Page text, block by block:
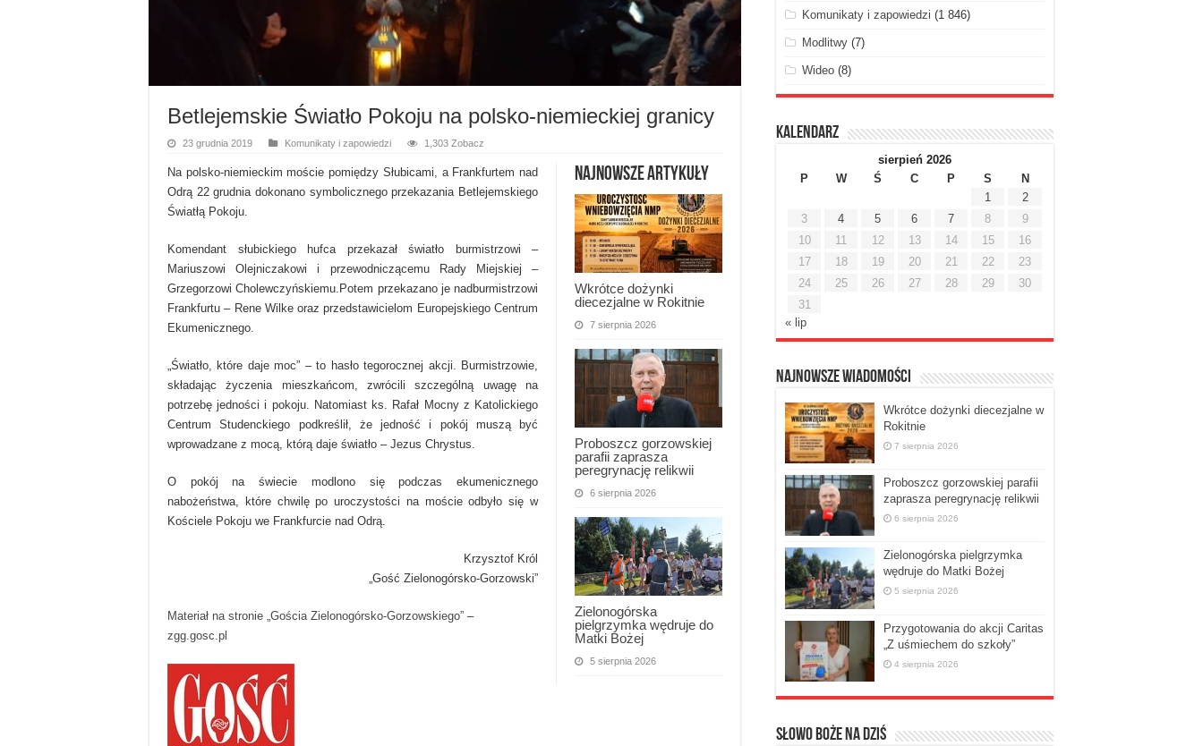
Betlejemskie Światło Pokoju na polsko-niemieckiej granicy
23 grudnia 2019 Komunikaty i zapowiedzi 1,303 Zobacz
Najnowsze artykuły
Wkrótce dożynki
diecezjalne w Rokitnie
7 sierpnia 2026
Proboszcz gorzowskiej
parafii zaprasza
peregrynację relikwii
6 sierpnia 2026
Zielonogórska
pielgrzymka wędruje do
Matki Bożej
5 sierpnia 2026
Na polsko-niemieckim moście pomiędzy Słubicami, a Frankfurtem nad
Odrą 22 grudnia dokonano symbolicznego przekazania Betlejemskiego
Światłą Pokoju.
Komendant słubickiego hufca przekazał światło burmistrzowi –
Mariuszowi Olejniczakowi i przewodniczącemu Rady Miejskiej –
Grzegorzowi Cholewczyńskiemu.Potem przekazano je nadburmistrzowi
Frankfurtu – Rene Wilke oraz przedstawicielom Europejskiego Centrum
Ekumenicznego.
„Światło, które daje moc” – to hasło tegorocznej akcji. Burmistrzowie,
składając życzenia mieszkańcom, zwrócili szczególną uwagę na
potrzebę jedności i pokoju. Natomiast ks. Rafał Mocny z Katolickiego
Centrum Studenckiego podkreślił, że jedność i pokój muszą być
wprowadzane z mocą, którą daje światło – Jezus Chrystus.
O pokój na świecie modlono się podczas ekumenicznego
nabożeństwa, które chwilę po uroczystości na moście odbyło się w
Kościele Pokoju we Frankfurcie nad Odrą.
Krzysztof Król
„Gość Zielonogórsko-Gorzowski”
Materiał na stronie „Gościa Zielonogórsko-Gorzowskiego” –
zgg.gosc.pl
Komunikaty i zapowiedzi (1 846)
Modlitwy(7)
Wideo(8)
Kalendarz
sierpień 2026
P
W Ś C P S
N
1
2
3
4 5 6 7 8
9
10
11 12 13 14 15
16
17
18 19 20 21 22
23
24
25 26 27 28 29
30
31
« lip
Najnowsze Wiadomości
Wkrótce dożynki diecezjalne w
Rokitnie
7 sierpnia 2026
Proboszcz gorzowskiej parafii
zaprasza peregrynację relikwii
6 sierpnia 2026
Zielonogórska pielgrzymka
wędruje do Matki Bożej
5 sierpnia 2026
Przygotowania do akcji Caritas
„Z uśmiechem do szkoły”
4 sierpnia 2026
Słowo Boże na dziś